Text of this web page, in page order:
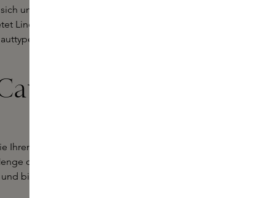
um sonnenbedingte Flecken,
Linderung für verschiedene
geeignet, auch für die
Ihren Tag mit dem Caudalie
des Serums auf das gereinigte
bildet die perfekte Grundlage